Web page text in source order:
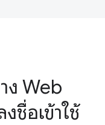
ง Web
ชื่อเข้าใช้